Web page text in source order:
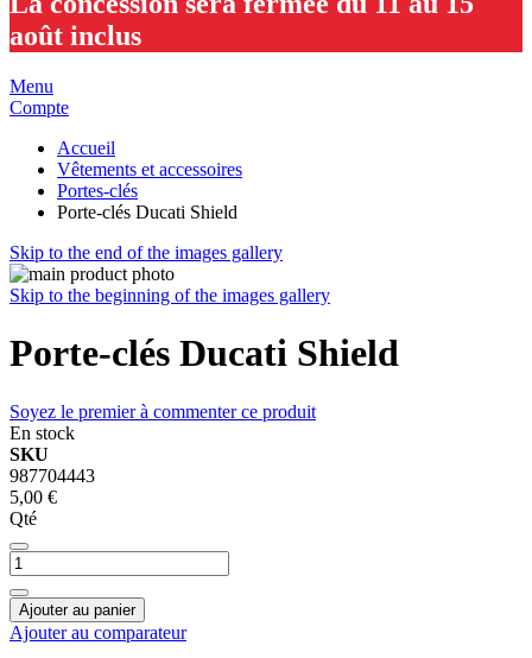
août inclus
Menu
Compte
Accueil
Vêtements et accessoires
Portes-clés
Porte-clés Ducati Shield
Skip to the end of the images gallery
Skip to the beginning of the images gallery
Porte-clés Ducati Shield
Soyez le premier à commenter ce produit
En stock
SKU
987704443
5,00 €
Qté
Ajouter au panier
Ajouter au comparateur